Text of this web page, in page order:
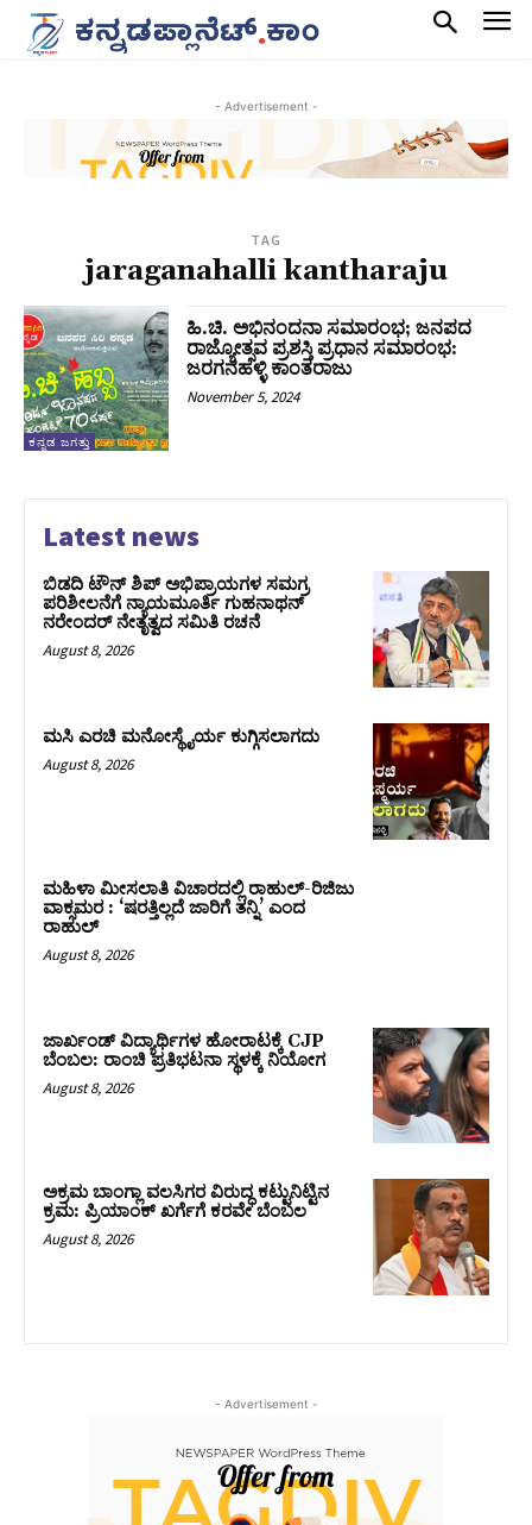
- Advertisement -
TAG
jaraganahalli kantharaju
ಕನ್ನಡ ಜಗತ್ತು
ಹಿ.ಚಿ. ಅಭಿನಂದನಾ ಸಮಾರಂಭ; ಜನಪದ
ರಾಜ್ಯೋತ್ಸವ ಪ್ರಶಸ್ತಿ ಪ್ರಧಾನ ಸಮಾರಂಭ:
ಜರಗನಹಳ್ಳಿ ಕಾಂತರಾಜು
November 5, 2024
Latest news
ಬಿಡದಿ ಟೌನ್ ಶಿಪ್ ಅಭಿಪ್ರಾಯಗಳ ಸಮಗ್ರ
ಪರಿಶೀಲನೆಗೆ ನ್ಯಾಯಮೂರ್ತಿ ಗುಹನಾಥನ್
ನರೇಂದರ್ ನೇತೃತ್ವದ ಸಮಿತಿ ರಚನೆ
August 8, 2026
ಮಸಿ ಎರಚಿ ಮನೋಸ್ಥೈರ್ಯ ಕುಗ್ಗಿಸಲಾಗದು
August 8, 2026
ಮಹಿಳಾ ಮೀಸಲಾತಿ ವಿಚಾರದಲ್ಲಿ ರಾಹುಲ್‌-ರಿಜಿಜು
ವಾಕ್ಸಮರ : ‘ಷರತ್ತಿಲ್ಲದೆ ಜಾರಿಗೆ ತನ್ನಿ’ ಎಂದ
ರಾಹುಲ್‌
August 8, 2026
ಜಾರ್ಖಂಡ್‌ ವಿದ್ಯಾರ್ಥಿಗಳ ಹೋರಾಟಕ್ಕೆ CJP
ಬೆಂಬಲ: ರಾಂಚಿ ಪ್ರತಿಭಟನಾ ಸ್ಥಳಕ್ಕೆ ನಿಯೋಗ
August 8, 2026
ಅಕ್ರಮ ಬಾಂಗ್ಲಾ ವಲಸಿಗರ ವಿರುದ್ಧ ಕಟ್ಟುನಿಟ್ಟಿನ
ಕ್ರಮ: ಪ್ರಿಯಾಂಕ್ ಖರ್ಗೆಗೆ ಕರವೇ ಬೆಂಬಲ
August 8, 2026
- Advertisement -